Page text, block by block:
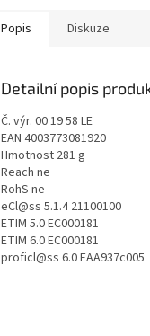
Popis Diskuze
Detailní popis
Č. výr. 00 19 58 LE
EAN 4003773081920
Hmotnost 281 g
Reach ne
RohS ne
eCl@ss 5.1.4 21100100
ETIM 5.0 EC000181
ETIM 6.0 EC000181
proficl@ss 6.0 EAA937c005